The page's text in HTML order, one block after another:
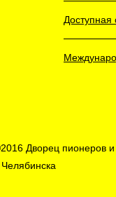
Доступная
Дворец пионеров
Челябинска